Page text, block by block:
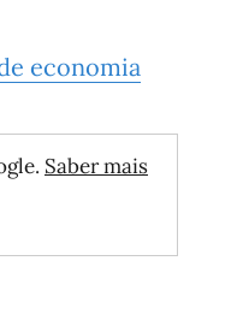
economia
Saber mais